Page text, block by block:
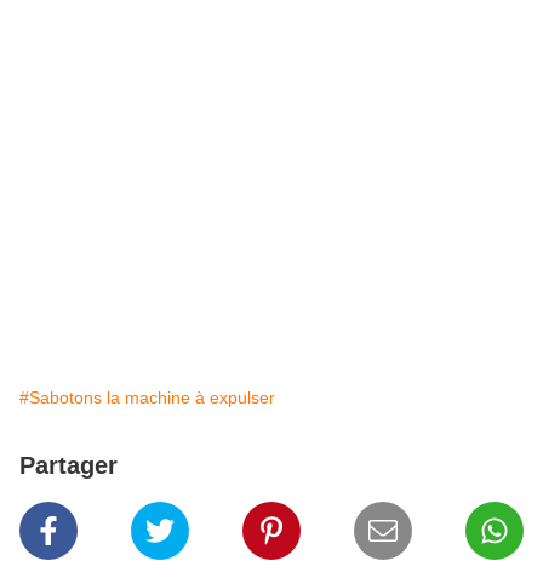
#Sabotons la machine à expulser
Partager